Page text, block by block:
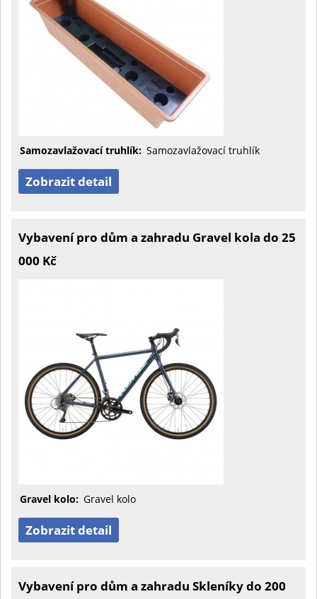
Samozavlažovací truhlík: Samozavlažovací truhlík
Zobrazit detail
Vybavení pro dům a zahradu Gravel kola do 25
000 Kč
Gravel kolo: Gravel kolo
Zobrazit detail
Vybavení pro dům a zahradu Skleníky do 200